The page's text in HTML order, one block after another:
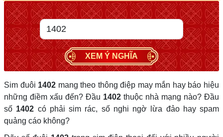
XEM Ý NGHĨA
Sim đuôi 1402 mang theo thông điệp may mắn hay báo hiệu
những điềm xấu đến? Đầu 1402 thuộc nhà mạng nào? Đầu
số 1402 có phải sim rác, số nghi ngờ lừa đảo hay spam
quảng cáo không?